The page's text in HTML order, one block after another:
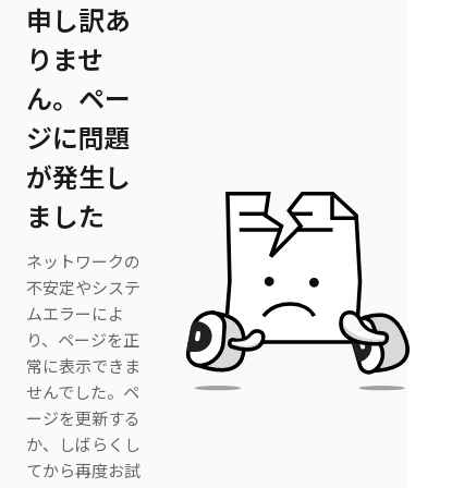
申し訳あ
りませ
ん。ペー
ジに問題
が発生し
ました
ネットワークの
不安定やシステ
ムエラーによ
り、ページを正
常に表示できま
せんでした。ペ
ージを更新する
か、しばらくし
てから再度お試